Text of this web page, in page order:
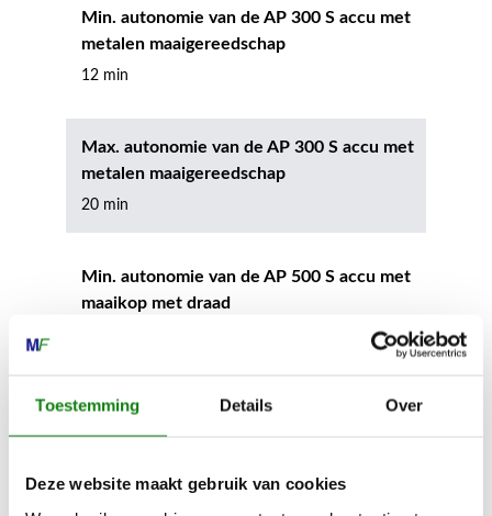
Toestemming Details Over
Deze website maakt gebruik van cookies
Min. autonomie van de AP 300 S accu met
metalen maaigereedschap
12 min
Max. autonomie van de AP 300 S accu met
metalen maaigereedschap
20 min
Min. autonomie van de AP 500 S accu met
maaikop met draad
Max. autonomie van de AP 500 S accu met
maaikop met draad